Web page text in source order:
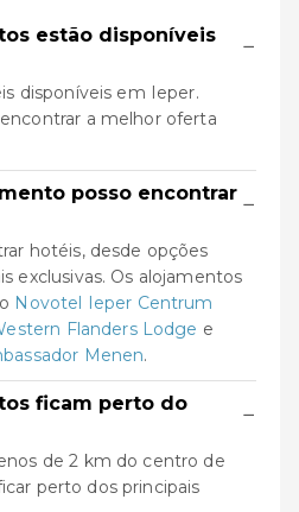
estão disponíveis
−
disponíveis em Ieper.
a melhor oferta
posso encontrar −
hotéis, desde opções
exclusivas. Os alojamentos
Novotel Ieper Centrum
Flanders Lodge e
Menen.
ficam perto do
−
de 2 km do centro de
perto dos principais